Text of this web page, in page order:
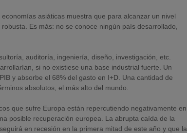
asiáticas muestra que para alcanzar un nivel
Es más: no se conoce ningún país desarrollado,
auditoría, ingeniería, diseño, investigación, etc.
si no existiese una base industrial fuerte. Un
y absorbe el 68% del gasto en I+D. Una cantidad de
absolutos, el más alto del mundo.
que sufre Europa están repercutiendo negativamente en
posible recuperación europea. La abrupta caída de la
en recesión en la primera mitad de este año y que la